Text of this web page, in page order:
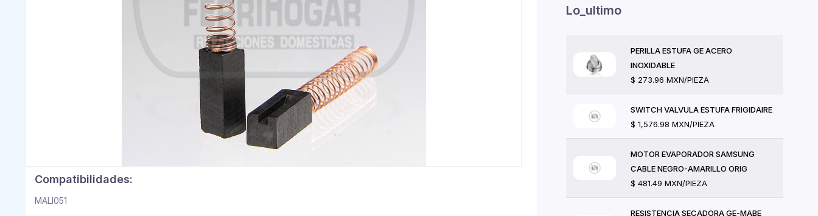
Compatibilidades:
MALI051
Lo_ultimo
PERILLA ESTUFA GE ACERO
INOXIDABLE
$ 273.96 MXN/PIEZA
SWITCH VALVULA ESTUFA FRIGIDAIRE
$ 1,576.98 MXN/PIEZA
MOTOR EVAPORADOR SAMSUNG
CABLE NEGRO-AMARILLO ORIG
$ 481.49 MXN/PIEZA
RESISTENCIA SECADORA GE-MABE